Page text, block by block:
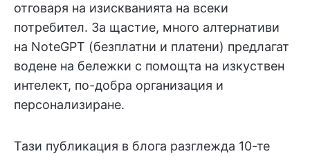
отговаря на изискванията на всеки
потребител. За щастие, много алтернативи
на NoteGPT (безплатни и платени) предлагат
водене на бележки с помощта на изкуствен
интелект, по-добра организация и
персонализиране.
Тази публикация в блога разглежда 10-те